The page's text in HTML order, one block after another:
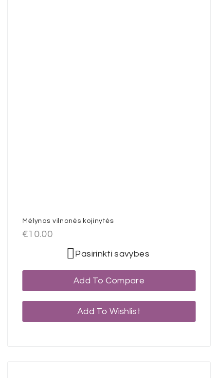
Mėlynos vilnonės kojinytės
€10.00
Pasirinkti savybes
Add To Compare
Add To Wishlist